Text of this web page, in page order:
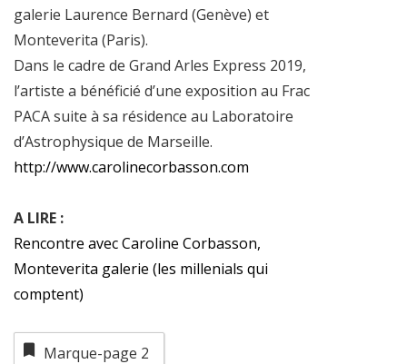
galerie Laurence Bernard (Genève) et
Monteverita (Paris).
Dans le cadre de Grand Arles Express 2019,
l’artiste a bénéficié d’une exposition au Frac
PACA suite à sa résidence au Laboratoire
d’Astrophysique de Marseille.
http://www.carolinecorbasson.com
A LIRE :
Rencontre avec Caroline Corbasson,
Monteverita galerie (les millenials qui
comptent)
Marque-page 2